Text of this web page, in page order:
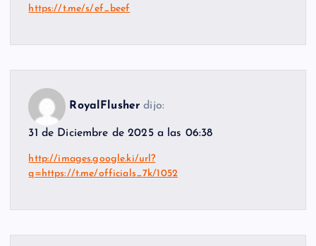
https://t.me/s/ef_beef
RoyalFlusher dijo:
31 de Diciembre de 2025 a las 06:38
http://images.google.ki/url?
q=https://t.me/officials_7k/1052